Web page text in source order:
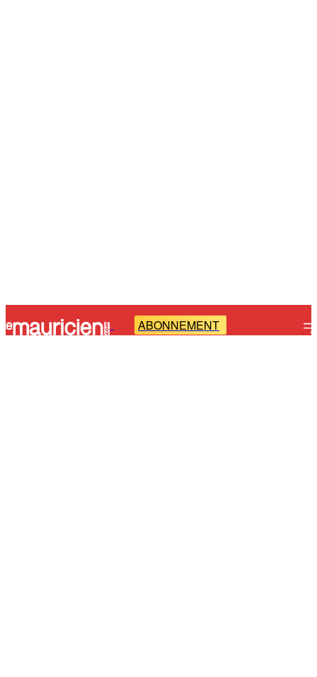
- ABONNEMENT